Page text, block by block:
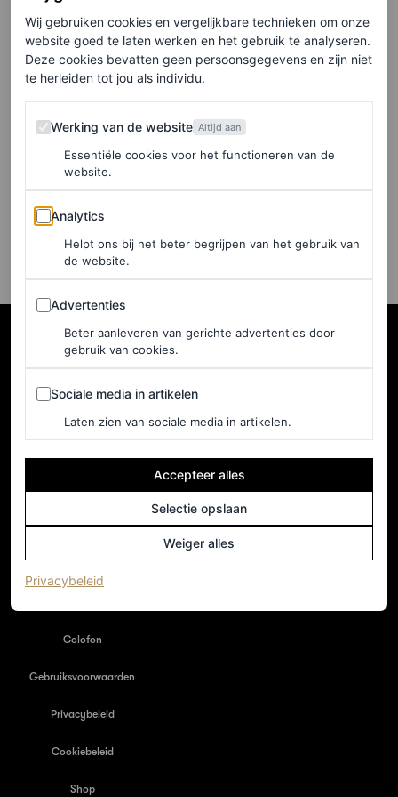
Le Bal des Débutantes
KRISTEN BATEMAN
FASHION NIEUWS
Apple Martin maakt haar
high society-debuut in een
Home
Adverteren
Colofon
Gebruiksvoorwaarden
Privacybeleid
Cookiebeleid
Shop
Wij gebruiken cookies en vergelijkbare technieken om onze
website goed te laten werken en het gebruik te analyseren.
Deze cookies bevatten geen persoonsgegevens en zijn niet
te herleiden tot jou als individu.
Werking van de website
Werking van de website Altijd aan
Essentiële cookies voor het functioneren van de
website.
Analytics
Analytics
Helpt ons bij het beter begrijpen van het gebruik van
de website.
Advertenties
Advertenties
Beter aanleveren van gerichte advertenties door
gebruik van cookies.
Sociale media in artikelen
Sociale media in artikelen
Laten zien van sociale media in artikelen.
Accepteer alles
Selectie opslaan
Weiger alles
Privacybeleid